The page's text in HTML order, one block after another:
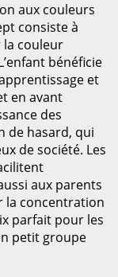
aux couleurs
consiste à
la couleur
bénéficie
et
en avant
des
de hasard, qui
de société. Les
aux parents
la concentration
parfait pour les
petit groupe